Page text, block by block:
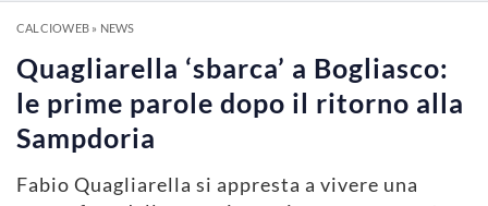
CALCIOWEB» NEWS
Quagliarella ‘sbarca’ a Bogliasco:
le prime parole dopo il ritorno alla
Sampdoria
Fabio Quagliarella si appresta a vivere una